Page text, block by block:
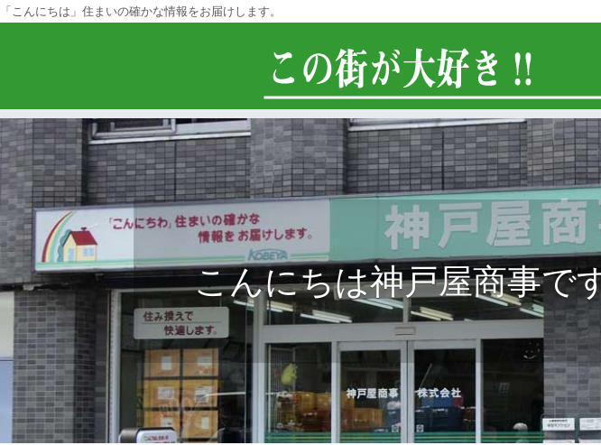
「こんにちは」住まいの確かな情報をお届けします。
こんにちは神戸屋商事です。